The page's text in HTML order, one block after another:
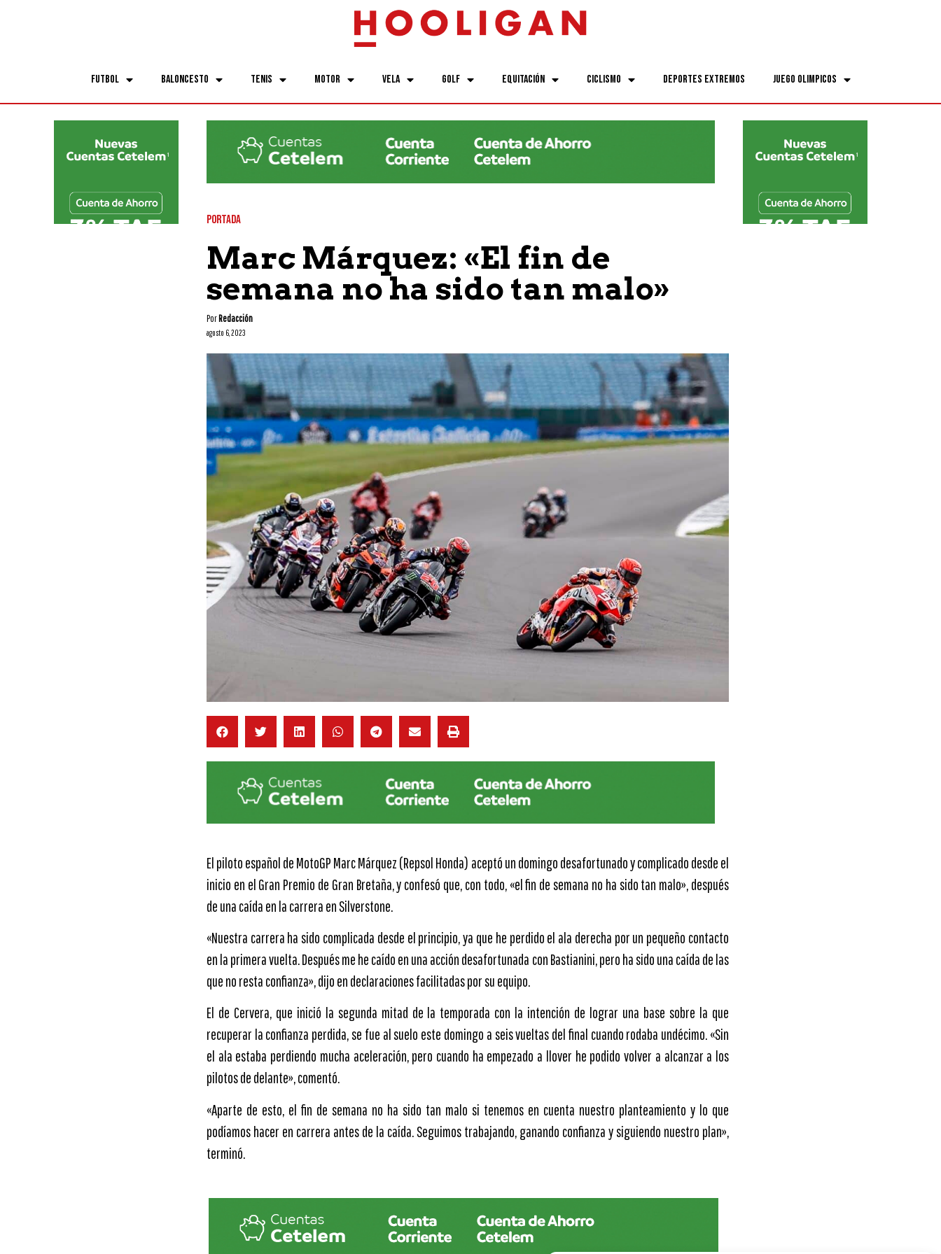
Futbol Baloncesto Tenis Motor Vela Golf Equitación Ciclismo Deportes Extremos Juego Olimpicos
PORTADA
Marc Márquez: «El fin de
semana no ha sido tan malo»
PorRedacción
agosto 6, 2023
El piloto español de MotoGP Marc Márquez (Repsol Honda) aceptó un domingo desafortunado y complicado desde el
inicio en el Gran Premio de Gran Bretaña, y confesó que, con todo, «el fin de semana no ha sido tan malo», después
de una caída en la carrera en Silverstone.
«Nuestra carrera ha sido complicada desde el principio, ya que he perdido el ala derecha por un pequeño contacto
en la primera vuelta. Después me he caído en una acción desafortunada con Bastianini, pero ha sido una caída de las
que no resta confianza», dijo en declaraciones facilitadas por su equipo.
El de Cervera, que inició la segunda mitad de la temporada con la intención de lograr una base sobre la que
recuperar la confianza perdida, se fue al suelo este domingo a seis vueltas del final cuando rodaba undécimo. «Sin
el ala estaba perdiendo mucha aceleración, pero cuando ha empezado a llover he podido volver a alcanzar a los
pilotos de delante», comentó.
«Aparte de esto, el fin de semana no ha sido tan malo si tenemos en cuenta nuestro planteamiento y lo que
podíamos hacer en carrera antes de la caída. Seguimos trabajando, ganando confianza y siguiendo nuestro plan»,
terminó.